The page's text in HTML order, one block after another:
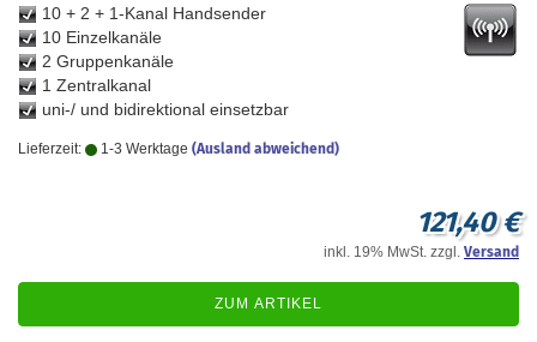
10 + 2 + 1-Kanal Handsender
10 Einzelkanäle
2 Gruppenkanäle
1 Zentralkanal
uni-/ und bidirektional einsetzbar
Lieferzeit: 1-3 Werktage (Ausland abweichend)
121,40 €
inkl. 19% MwSt. zzgl. Versand
ZUM ARTIKEL